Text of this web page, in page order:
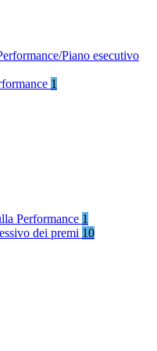
Piano esecutivo
1
Performance 1
dei premi 10